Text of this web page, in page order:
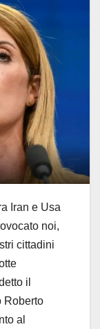
Iran e Usa
noi,
cittadini
il
Roberto
al